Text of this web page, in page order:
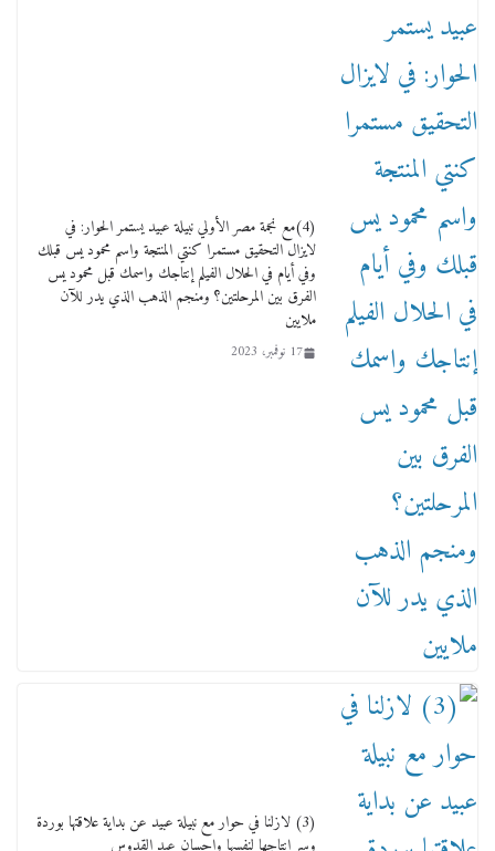
تودي تحت الشمس يا ورا الشمس ووصفة كيف
تكون سمسار فنانين لناس مش مفهومين
12 يناير، 2026
(4)مع نجمة مصر الأولي نبيلة عبيد يستمر الحوار: في
لايزال التحقيق مستمرا كنتي المنتجة واسم محمود يس قبلك
وفي أيام في الحلال الفيلم إنتاجك واسمك قبل محمود يس
الفرق بين المرحلتين؟ ومنجم الذهب الذي يدر للآن
ملايين
17 نوفمبر، 2023
(3) لازلنا في حوار مع نبيلة عبيد عن بداية علاقتها بوردة